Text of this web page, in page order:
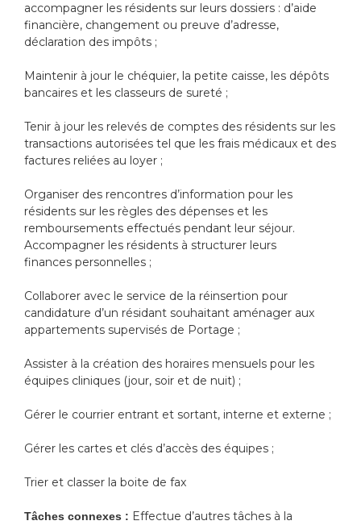
accompagner les résidents sur leurs dossiers : d’aide
financière, changement ou preuve d’adresse,
déclaration des impôts ;
Maintenir à jour le chéquier, la petite caisse, les dépôts
bancaires et les classeurs de sureté ;
Tenir à jour les relevés de comptes des résidents sur les
transactions autorisées tel que les frais médicaux et des
factures reliées au loyer ;
Organiser des rencontres d’information pour les
résidents sur les règles des dépenses et les
remboursements effectués pendant leur séjour.
Accompagner les résidents à structurer leurs
finances personnelles ;
Collaborer avec le service de la réinsertion pour
candidature d’un résidant souhaitant aménager aux
appartements supervisés de Portage ;
Assister à la création des horaires mensuels pour les
équipes cliniques (jour, soir et de nuit) ;
Gérer le courrier entrant et sortant, interne et externe ;
Gérer les cartes et clés d’accès des équipes ;
Trier et classer la boite de fax
Tâches connexes : Effectue d’autres tâches à la